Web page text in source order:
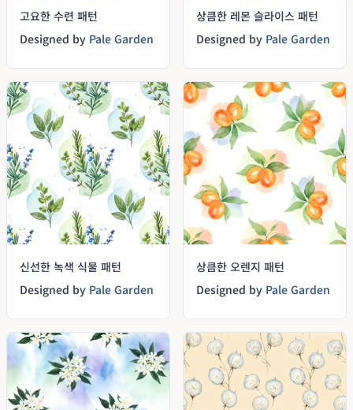
고요한 수련 패턴
Designed by Pale Garden
상큼한 레몬 슬라이스 패턴
Designed by Pale Garden
신선한 녹색 식물 패턴
Designed by Pale Garden
상큼한 오렌지 패턴
Designed by Pale Garden